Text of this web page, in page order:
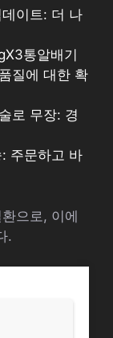
이트: 더 나
통알배기
질에 대한 확
로 무장: 경
주문하고 바
으로, 이에
.